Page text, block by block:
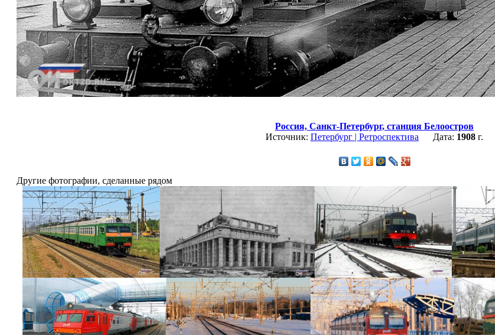
Россия, Санкт-Петербург, станция Белоостров
Источник: Петербург | Ретроспектива Дата: 1908 г.
Другие фотографии, сделанные рядом